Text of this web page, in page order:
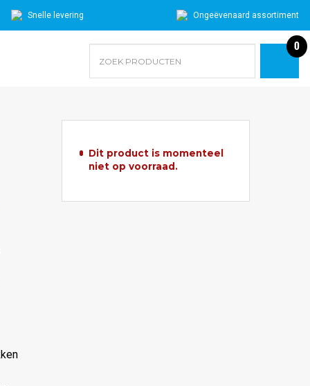
Snelle levering Ongeëvenaard assortiment
0
Dit product is momenteel
niet op voorraad.